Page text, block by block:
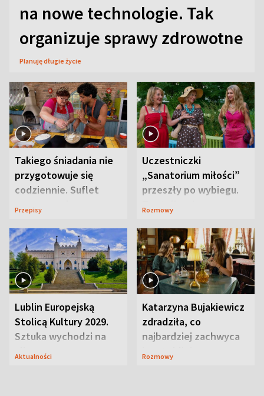
na nowe technologie. Tak
organizuje sprawy zdrowotne
Planuję długie życie
Takiego śniadania nie
przygotowuje się
codziennie. Suflet
serowy zachwyca
Przepisy
Uczestniczki
„Sanatorium miłości”
przeszły po wybiegu.
Te stylizacje
Rozmowy
Lublin Europejską
Stolicą Kultury 2029.
Sztuka wychodzi na
ulice
Aktualności
Katarzyna Bujakiewicz
zdradziła, co
najbardziej zachwyca
ją w Lublinie
Rozmowy